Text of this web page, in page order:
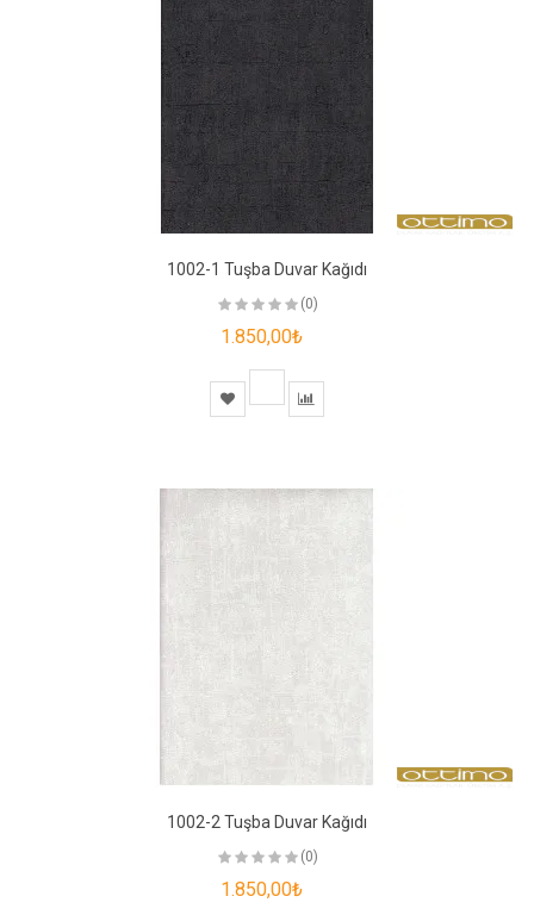
1002-1 Tuşba Duvar Kağıdı
(0)
1.850,00₺
1002-2 Tuşba Duvar Kağıdı
(0)
1.850,00₺